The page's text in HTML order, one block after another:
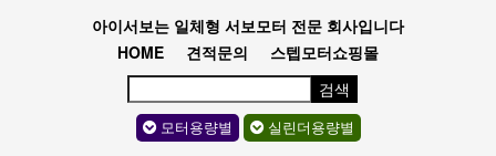
아이서보는 일체형 서보모터 전문 회사입니다
HOME
견적문의
스텝모터쇼핑몰
검색
모터용량별 실린더용량별